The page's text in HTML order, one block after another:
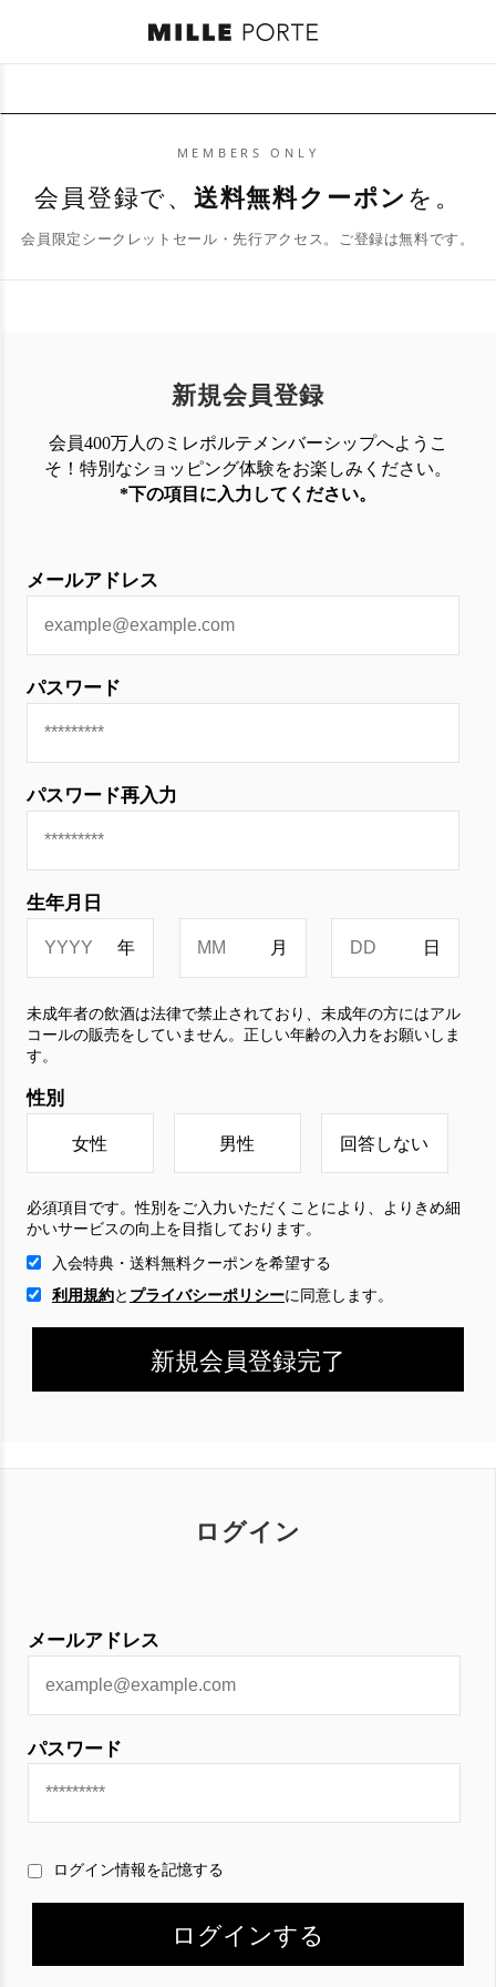
MEMBERS ONLY
会員登録で、 送料無料クーポン を。
会員限定シークレットセール・先行アクセス。ご登録は無料です。
ログイン
メールアドレス
パスワード
ログイン情報を記憶する
新規会員登録
会員400万人のミレポルテメンバーシップへようこ
そ！特別なショッピング体験を お楽しみください。
*下の項目に入力してください。
メールアドレス
パスワード
パスワード再入力
生年月日
未成年者の飲酒は法律で禁止されており、未成年の方にはアル
コールの販売をしていません。正しい年齢の入力をお願いしま
す。
性別
女性 男性 回答しない
必須項目です。性別をご入力いただくことにより、よりきめ細
かいサービスの向上を目指しております。
入会特典・送料無料クーポンを希望する
利用規約と プライバシーポリシーに 同意します。